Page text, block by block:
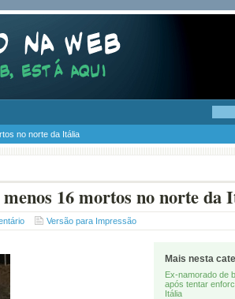
no norte da Itália
16 mortos no norte da
Versão para Impressão
Mais nesta
Ex-namorado de
após tentar
Itália